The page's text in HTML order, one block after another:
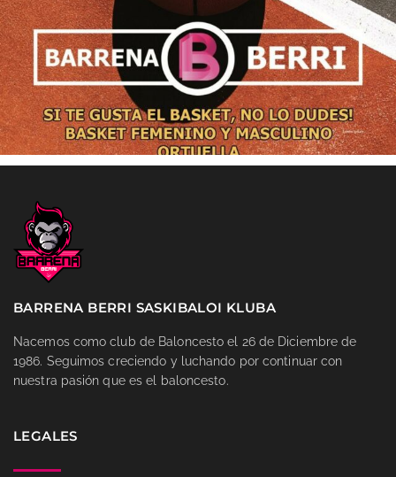
BARRENA BERRI SASKIBALOI KLUBA
Nacemos como club de Baloncesto el 26 de Diciembre de
1986. Seguimos creciendo y luchando por continuar con
nuestra pasión que es el baloncesto.
LEGALES